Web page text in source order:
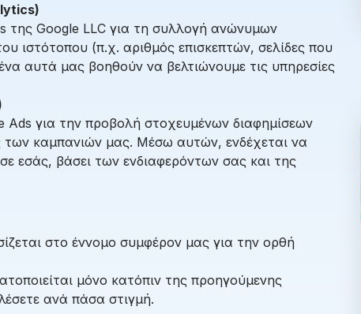
της Google LLC για τη συλλογή ανώνυμων
ιστότοπου (π.χ. αριθμός επισκεπτών, σελίδες που
αυτά μας βοηθούν να βελτιώνουμε τις υπηρεσίες
Ads για την προβολή στοχευμένων διαφημίσεων
των καμπανιών μας. Μέσω αυτών, ενδέχεται να
εσάς, βάσει των ενδιαφερόντων σας και της
στο έννομο συμφέρον μας για την ορθή
μόνο κατόπιν της προηγούμενης
ανά πάσα στιγμή.